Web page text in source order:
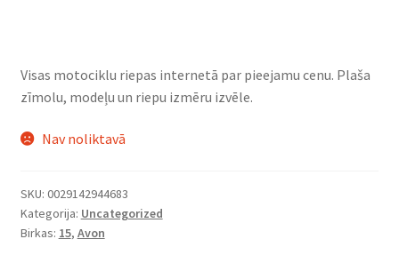
Visas motociklu riepas internetā par pieejamu cenu. Plaša
zīmolu, modeļu un riepu izmēru izvēle.
Nav noliktavā
SKU: 0029142944683
Kategorija: Uncategorized
Birkas: 15, Avon